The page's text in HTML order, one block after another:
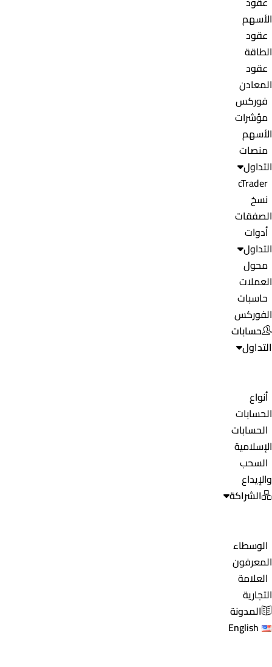
الأسهم
عقود
الطاقة
عقود
المعادن
فوركس
مؤشرات
الأسهم
منصات
التداول
cTrader
نسخ
الصفقات
أدوات
التداول
محول
العملات
حاسبات
الفوركس
حسابات
التداول
أنواع
الحسابات
الحسابات
الإسلامية
السحب
والإيداع
الشراكة
الوسطاء
المعرفون
العلامة
التجارية
المدونة
English